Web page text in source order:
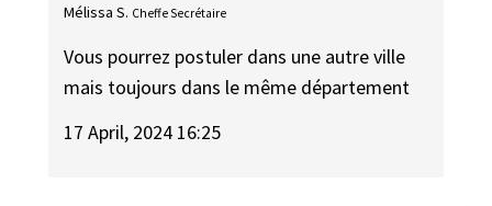
Mélissa S. Cheffe Secrétaire
Vous pourrez postuler dans une autre ville
mais toujours dans le même département
17 April, 2024 16:25